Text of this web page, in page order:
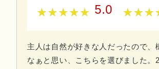
5.0
主人は自然が好きな人だったので、
なぁと思い、こちらを選びました。